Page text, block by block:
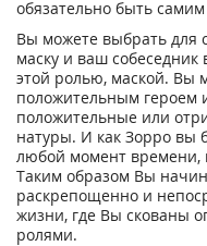
обязательно быть
Вы можете выбрать для
маску и ваш собеседник
этой ролью, маской. Вы
положительным героем
положительные или
натуры. И как Зорро вы
любой момент времени,
Таким образом Вы
раскрепощенно и
жизни, где Вы скованы
ролями.